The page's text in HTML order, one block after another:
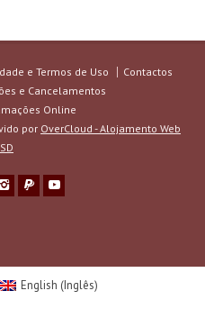
e Termos de Uso
Contactos
e Cancelamentos
Online
por OverCloud - Alojamento Web
English (Inglês)